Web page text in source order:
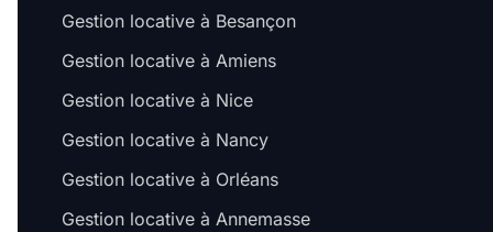
Gestion locative à Besançon
Gestion locative à Amiens
Gestion locative à Nice
Gestion locative à Nancy
Gestion locative à Orléans
Gestion locative à Annemasse